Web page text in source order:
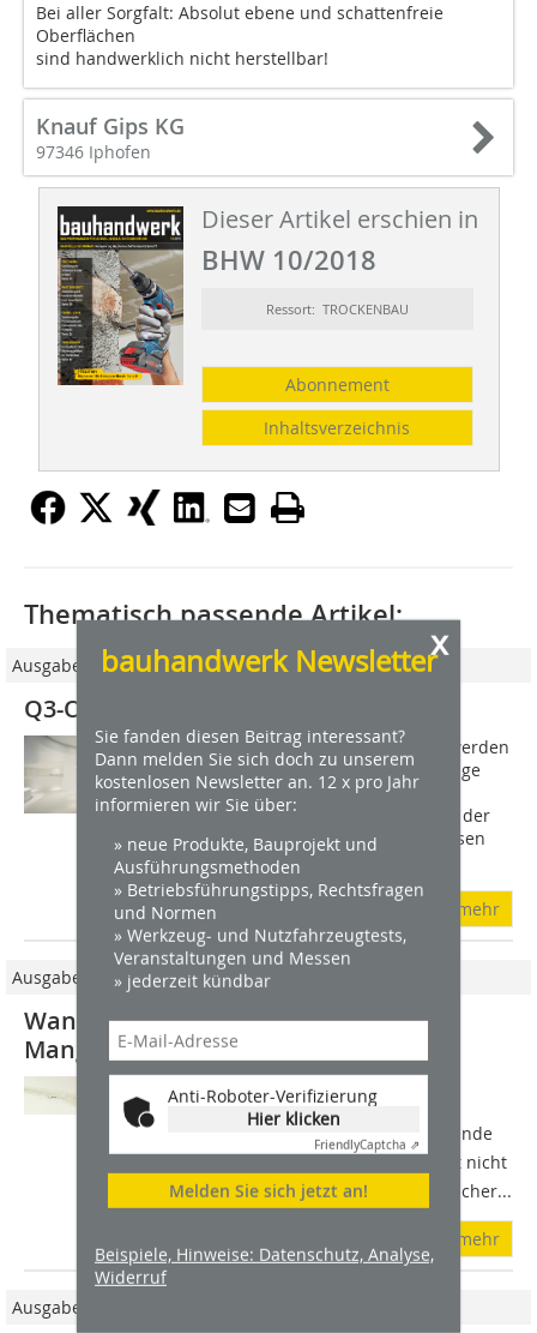
Bei aller Sorgfalt: Absolut ebene und schattenfreie
Oberflächen
sind handwerklich nicht herstellbar!
Knauf Gips KG
97346 Iphofen
Dieser Artikel erschien in
BHW 10/2018
Ressort: TROCKENBAU
Abonnement
Inhaltsverzeichnis
x
bauhandwerk Newsletter
Sie fanden diesen Beitrag interessant?
Dann melden Sie sich doch zu unserem
kostenlosen Newsletter an. 12 x pro Jahr
informieren wir Sie über:
» neue Produkte, Bauprojekt und
Ausführungsmethoden
» Betriebsführungstipps, Rechtsfragen
und Normen
» Werkzeug- und Nutzfahrzeugtests,
Veranstaltungen und Messen
» jederzeit kündbar
Anti-Roboter-Verifizierung
Hier klicken
FriendlyCaptcha ⇗
Melden Sie sich jetzt an!
Beispiele, Hinweise: Datenschutz, Analyse,
Widerruf
Thematisch passende Artikel:
Ausgabe 06/2011
Q3-Oberflächen leicht gemacht
Statt einer Standardverspachtelung werden
im Trockenbau zunehmend hochwertige
Q3-Oberflächen gefordert.
Trockenbaubetriebe sind deshalb auf der
Suche nach neuen Techniken, um diesen
Anspruch schnell...
mehr
Ausgabe 09/2018
Wann ist eine Unregelmäßigkeit ein
Mangel?
Die Ablehnung der Fehlerbeseitigung
seitens des Verkäufers, mit dem
allgemeinen Hinweis auf hinzunehmende
Unregelmäßigkeiten bei Gebäuden ist nicht
zu akzeptieren, da dies kein erforderlicher...
mehr
Ausgabe 03/2018